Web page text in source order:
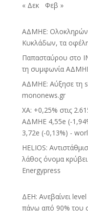
« Δεκ
Φεβ »
ΑΔΜΗΕ:
Κυκλάδων, τα
Παπασταύρου στο
τη συμφωνία
ΑΔΜΗΕ: Αύξησε τη
mononews.gr
ΧΑ: +0,25% στις
ΑΔΜΗΕ 4,55e (-
3,72e (-0,13%) -
HELIOS:
λάθος όνομα
Energypress
ΔΕΗ: Ανεβαίνει
πάνω από 90% του